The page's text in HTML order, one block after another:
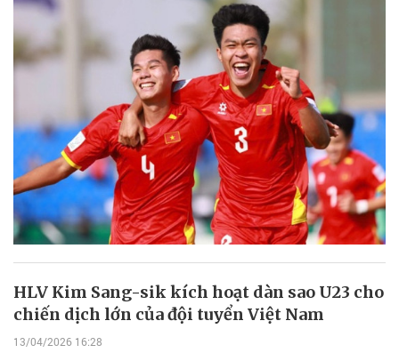
HLV Kim Sang-sik kích hoạt dàn sao U23 cho
chiến dịch lớn của đội tuyển Việt Nam
13/04/2026 16:28